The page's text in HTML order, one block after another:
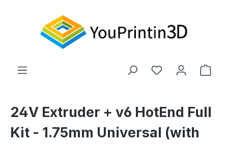
Du hast 0
24V Extruder + v6 HotEnd Full
Kit - 1.75mm Universal (with